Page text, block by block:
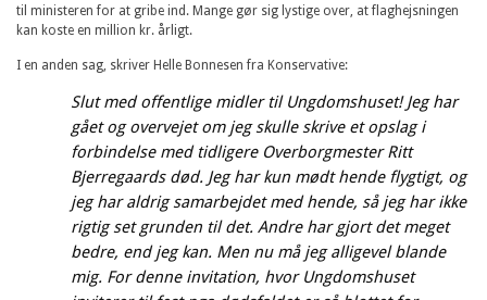
til ministeren for at gribe ind. Mange gør sig lystige over, at flaghejsningen
kan koste en million kr. årligt.
I en anden sag, skriver Helle Bonnesen fra Konservative:
Slut med offentlige midler til Ungdomshuset! Jeg har
gået og overvejet om jeg skulle skrive et opslag i
forbindelse med tidligere Overborgmester Ritt
Bjerregaards død. Jeg har kun mødt hende flygtigt, og
jeg har aldrig samarbejdet med hende, så jeg har ikke
rigtig set grunden til det. Andre har gjort det meget
bedre, end jeg kan. Men nu må jeg alligevel blande
mig. For denne invitation, hvor Ungdomshuset